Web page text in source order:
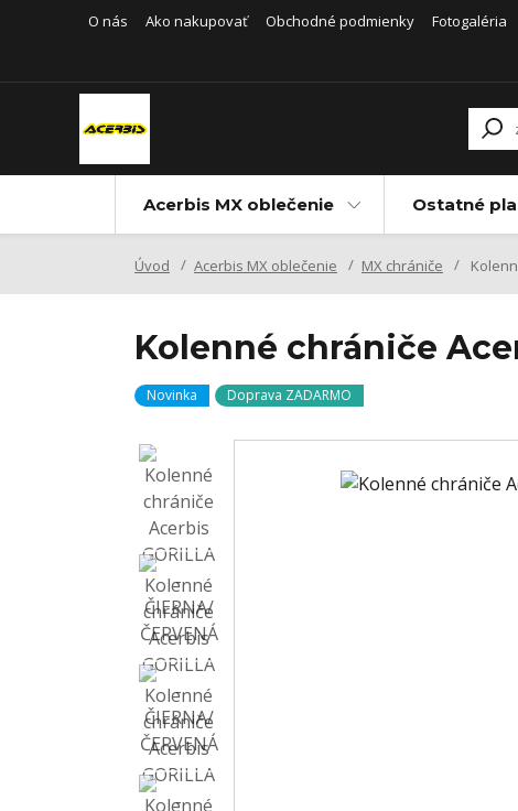
O nás Ako nakupovať Obchodné podmienky Fotogaléria
Acerbis MX oblečenie Ostatné
Úvod Acerbis MX oblečenie MX chrániče
Kolenné chrániče
Novinka Doprava ZADARMO